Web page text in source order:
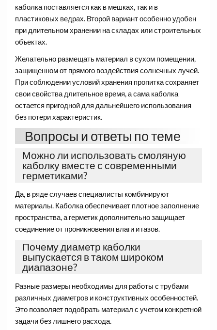
каболка поставляется как в мешках, так и в
пластиковых ведрах. Второй вариант особенно удобен
при длительном хранении на складах или строительных
объектах.
Желательно размещать материал в сухом помещении,
защищенном от прямого воздействия солнечных лучей.
При соблюдении условий хранения пропитка сохраняет
свои свойства длительное время, а сама каболка
остается пригодной для дальнейшего использования
без потери характеристик.
Вопросы и ответы по теме
Можно ли использовать смоляную
каболку вместе с современными
герметиками?
Да, в ряде случаев специалисты комбинируют
материалы. Каболка обеспечивает плотное заполнение
пространства, а герметик дополнительно защищает
соединение от проникновения влаги и газов.
Почему диаметр каболки
выпускается в таком широком
диапазоне?
Разные размеры необходимы для работы с трубами
различных диаметров и конструктивных особенностей.
Это позволяет подобрать материал с учетом конкретной
задачи без лишнего расхода.